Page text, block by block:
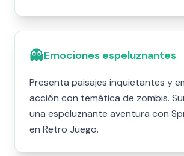
👻Emociones espeluznantes
Presenta paisajes inquietantes y
acción con temática de zombis.
una espeluznante aventura con
en Retro Juego.